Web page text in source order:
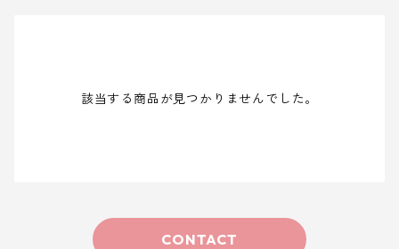
該当する商品が見つかりませんでした。
CONTACT